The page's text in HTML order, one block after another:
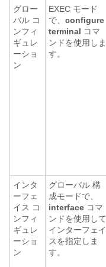
グロー
バル コ
ンフィ
ギュレ
ーショ
ン
EXEC モード
で、 configure
terminal コマ
ンドを使用しま
す。
インタ
ーフェ
イス コ
ンフィ
ギュレ
ーショ
ン
グローバル 構
成モードで、
interface コマ
ンドを使用して
インターフェイ
スを指定しま
す。